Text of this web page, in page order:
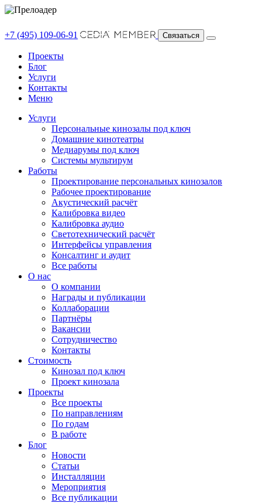
+7 (495) 109-06-91 Связаться
Проекты
Блог
Услуги
Контакты
Меню
Услуги
Персональные кинозалы под ключ
Домашние кинотеатры
Медиарумы под ключ
Системы мультирум
Работы
Проектирование персональных кинозалов
Рабочее проектирование
Акустический расчёт
Калибровка видео
Калибровка аудио
Светотехнический расчёт
Интерфейсы управления
Консалтинг и аудит
Все работы
О нас
О компании
Награды и публикации
Коллаборации
Партнёры
Вакансии
Сотрудничество
Контакты
Стоимость
Кинозал под ключ
Проект кинозала
Проекты
Все проекты
По направлениям
По годам
В работе
Блог
Новости
Статьи
Инсталляции
Мероприятия
Все публикации